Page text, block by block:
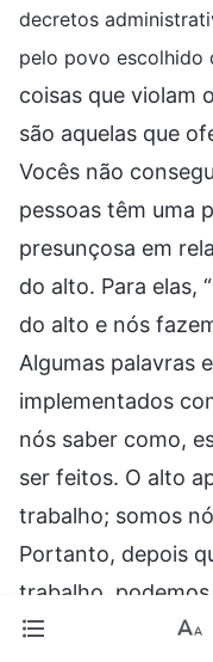
decretos
pelo povo escolhido
coisas que violam
são aquelas que
Vocês não
pessoas têm uma
presunçosa em
do alto. Para elas,
do alto e nós
Algumas palavras
implementados
nós saber como,
ser feitos. O alto
trabalho; somos
Portanto, depois
trabalho,
Está tudo bem,